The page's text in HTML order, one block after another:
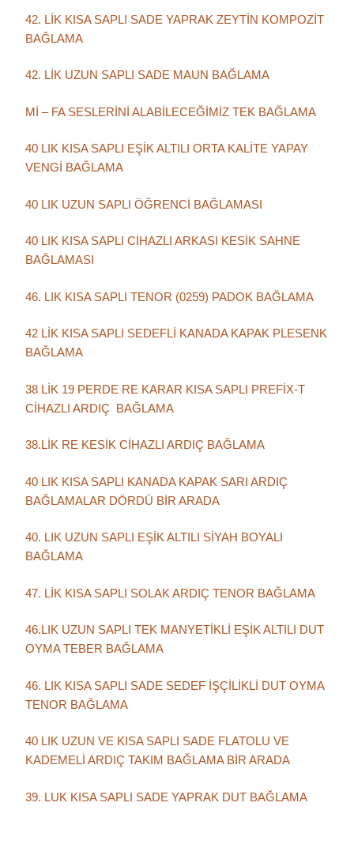
42. LİK KISA SAPLI SADE YAPRAK ZEYTİN KOMPOZİT
BAĞLAMA
42. LİK UZUN SAPLI SADE MAUN BAĞLAMA
Mİ – FA SESLERİNİ ALABİLECEĞİMİZ TEK BAĞLAMA
40 LIK KISA SAPLI EŞİK ALTILI ORTA KALİTE YAPAY
VENGİ BAĞLAMA
40 LIK UZUN SAPLI ÖĞRENCİ BAĞLAMASI
40 LIK KISA SAPLI CİHAZLI ARKASI KESİK SAHNE
BAĞLAMASI
46. LIK KISA SAPLI TENOR (0259) PADOK BAĞLAMA
42 LİK KISA SAPLI SEDEFLİ KANADA KAPAK PLESENK
BAĞLAMA
38 LİK 19 PERDE RE KARAR KISA SAPLI PREFİX-T
CİHAZLI ARDIÇ BAĞLAMA
38.LİK RE KESİK CİHAZLI ARDIÇ BAĞLAMA
40 LIK KISA SAPLI KANADA KAPAK SARI ARDIÇ
BAĞLAMALAR DÖRDÜ BİR ARADA
40. LIK UZUN SAPLI EŞİK ALTILI SİYAH BOYALI
BAĞLAMA
47. LİK KISA SAPLI SOLAK ARDIÇ TENOR BAĞLAMA
46.LIK UZUN SAPLI TEK MANYETİKLİ EŞİK ALTILI DUT
OYMA TEBER BAĞLAMA
46. LIK KISA SAPLI SADE SEDEF İŞÇİLİKLİ DUT OYMA
TENOR BAĞLAMA
40 LIK UZUN VE KISA SAPLI SADE FLATOLU VE
KADEMELİ ARDIÇ TAKIM BAĞLAMA BİR ARADA
39. LUK KISA SAPLI SADE YAPRAK DUT BAĞLAMA